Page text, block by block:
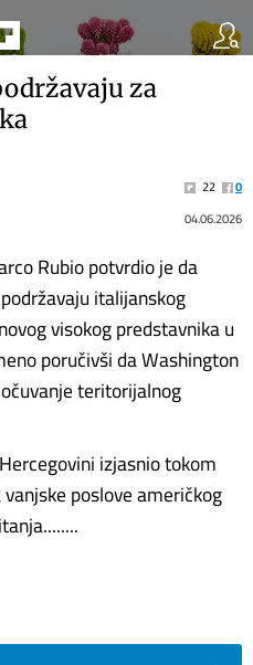
za
22
0
04.06.2026
Rubio potvrdio je da
italijanskog
visokog predstavnika u
poručivši da Washington
teritorijalnog
izjasnio tokom
poslove američkog